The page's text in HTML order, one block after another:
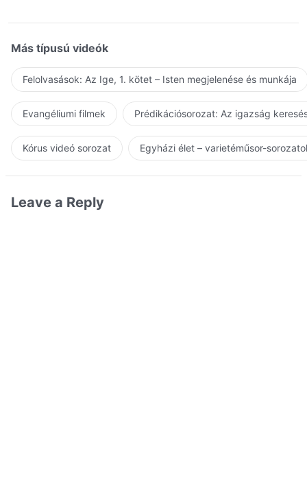
Más típusú videók
Felolvasások: Az Ige, 1. kötet – Isten megjelenése és munkája
Evangéliumi filmek Prédikációsorozat: Az igazság
Kórus videó sorozat Egyházi élet – varietéműsor-
Leave a Reply